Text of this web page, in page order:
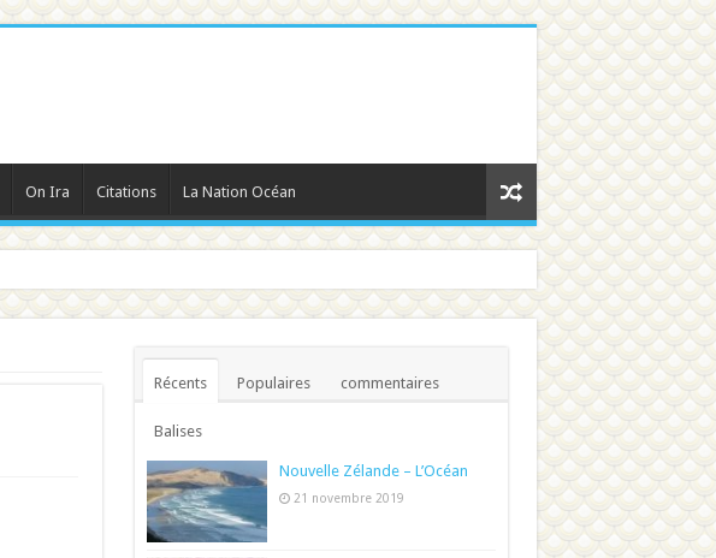
On Ira Citations La Nation Océan
Récents Populaires commentaires
Balises
Nouvelle Zélande – L’Océan
21 novembre 2019